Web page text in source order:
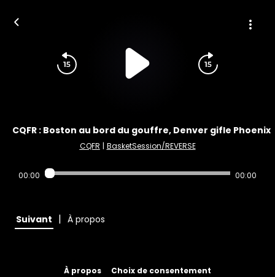
CQFR : Boston au bord du gouffre, Denver gifle Phoenix
CQFR | BasketSession/REVERSE
00:00 00:00
Suivant | À propos
À propos Choix de consentement